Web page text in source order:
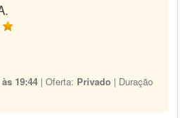
19:44 | Oferta: Privado | Duração